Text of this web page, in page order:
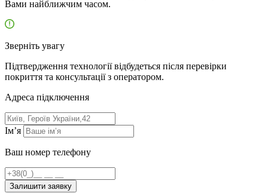
Вами найближчим часом.
Зверніть увагу
Підтвердження технології відбудеться після перевірки
покриття та консультації з оператором.
Адресa підключення
Ім’я
Ваш номер телефону
Залишити заявку